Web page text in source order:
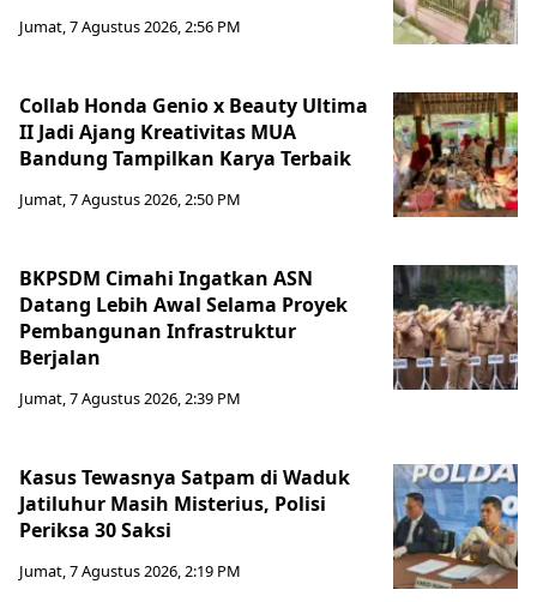
Jumat, 7 Agustus 2026, 2:56 PM
Collab Honda Genio x Beauty Ultima
II Jadi Ajang Kreativitas MUA
Bandung Tampilkan Karya Terbaik
Jumat, 7 Agustus 2026, 2:50 PM
BKPSDM Cimahi Ingatkan ASN
Datang Lebih Awal Selama Proyek
Pembangunan Infrastruktur
Berjalan
Jumat, 7 Agustus 2026, 2:39 PM
Kasus Tewasnya Satpam di Waduk
Jatiluhur Masih Misterius, Polisi
Periksa 30 Saksi
Jumat, 7 Agustus 2026, 2:19 PM